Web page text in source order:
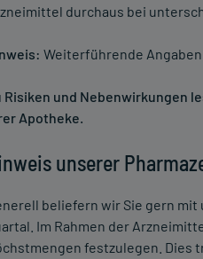
durchaus bei
Weiterführende
Risiken und Nebenwirkungen
Apotheke.
unserer
beliefern wir Sie gern mit
Im Rahmen der
festzulegen. Dies